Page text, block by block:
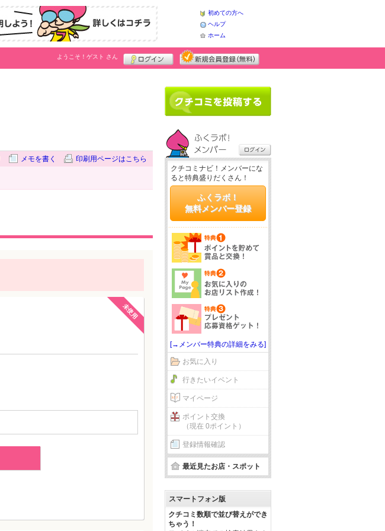
初めての方へ
ヘルプ
ホーム
ようこそ！ ゲスト さん
メモを書く 印刷用ページはこちら
未使用
クチコミナビ！メンバーにな
ると特典盛りだくさん！
ふくラボ！
無料メンバー登録
[→メンバー特典の詳細をみる]
お気に入り
行きたいイベント
マイページ
ポイント交換
（現在 0ポイント）
登録情報確認
最近見たお店・スポット
スマートフォン版
クチコミ数順で並び替えができ
ちゃう！